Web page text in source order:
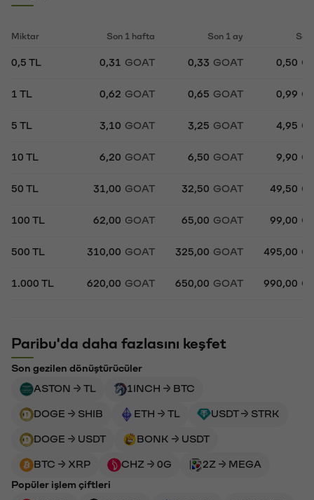
Miktar Son 1 hafta Son 1 ay Son
0,5 TL 0,31 GOAT 0,33 GOAT 0,50
1 TL 0,62 GOAT 0,65 GOAT 0,99
5 TL 3,10 GOAT 3,25 GOAT 4,95
10 TL 6,20 GOAT 6,50 GOAT 9,90
50 TL 31,00 GOAT 32,50 GOAT 49,50
100 TL 62,00 GOAT 65,00 GOAT 99,00
500 TL 310,00 GOAT 325,00 GOAT 495,00
1.000 TL 620,00 GOAT 650,00 GOAT 990,00
Paribu'da daha fazlasını keşfet
Son gezilen dönüştürücüler
ASTON → TL
1INCH → BTC
DOGE → SHIB ETH → TL USDT → STRK
DOGE → USDT BONK → USDT
BTC → XRP CHZ → 0G
2Z → MEGA
Popüler işlem çiftleri